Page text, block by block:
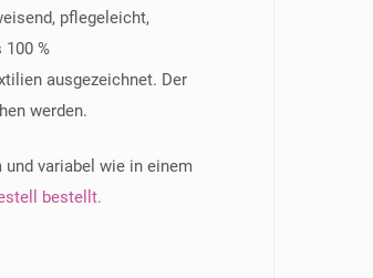
pflegeleicht,
%
ausgezeichnet. Der
werden.
variabel wie in einem
bestellt.